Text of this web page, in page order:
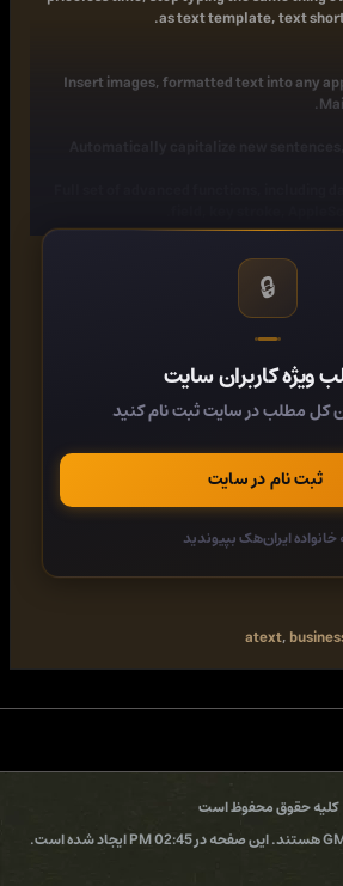
as text template, text
Insert images, formatted text into any
Sync via iCloud Drive, Dropbox, Google
Sync data
Collaborate with other people
Built-in snippets for misspelling
Import data from TextExpander,
Works in Windows virtual machine by
mode),
Works in Windows via TeamViewer and
https://trankynam.com/atext/
Buy Premium From My Links To Get
https://rg.to/file/0e5aff1a283d5cd92d0c4566318e4652/h2pm5.aText.Business.1.41.Multilingual.rar.html
🔒
ویژه کاربران سایت
کل مطلب در سایت ثبت نام کنید
ثبت نام در سایت
خانواده ایران‌هک بپیوندید
atext,
کلیه حقوق محفوظ است